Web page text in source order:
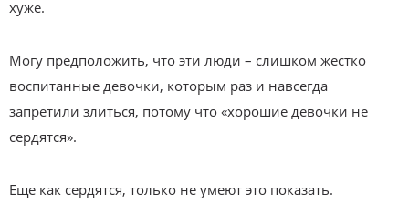
хуже.
Могу предположить, что эти люди – слишком жестко
воспитанные девочки, которым раз и навсегда
запретили злиться, потому что «хорошие девочки не
сердятся».
Еще как сердятся, только не умеют это показать.